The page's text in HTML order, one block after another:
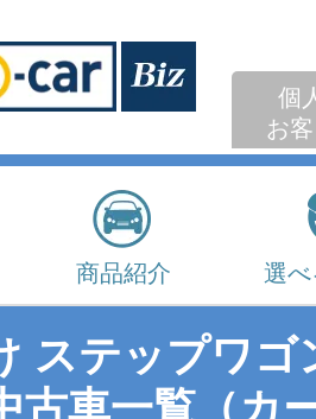
個
お
商品紹介 選
ステップワゴ
古車一覧（カ